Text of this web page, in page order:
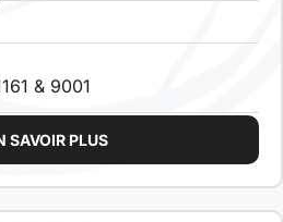
& 9001
SAVOIR PLUS